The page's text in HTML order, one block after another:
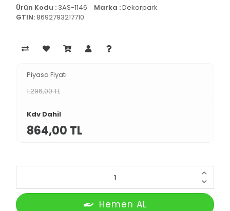
Ürün Kodu : 3AS-1146 Marka :Dekorpark
GTIN:8692793217710
Piyasa Fiyatı
1.296,00 TL
Kdv Dahil
864,00 TL
Hemen AL